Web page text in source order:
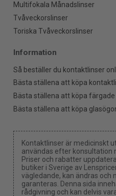
Multifokala Månadslinser
Tvåveckorslinser
Toriska Tvåveckorslinser
Information
Så beställer du kontaktlinser
Bästa ställena att köpa
Bästa ställena att köpa
Bästa ställena att köpa
Kontaktlinser är medicinskt
användas efter konsultation
Priser och rabatter
butiker i Sverige av
vägledande, kan ändras och
garanteras. Denna sida
rådgivning och kan delvis